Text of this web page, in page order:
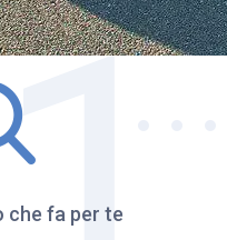
che fa per te